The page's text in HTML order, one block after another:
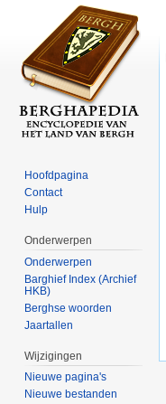
Hoofdpagina
Contact
Hulp
Onderwerpen
Onderwerpen
Barghief Index (Archief
HKB)
Berghse woorden
Jaartallen
Wijzigingen
Nieuwe pagina's
Nieuwe bestanden